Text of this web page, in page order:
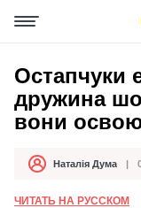
Остапчуки
дружина
вони
АвторНаталія Дума
Дата публікації
ЧИТАТЬ НА РУССКОМ